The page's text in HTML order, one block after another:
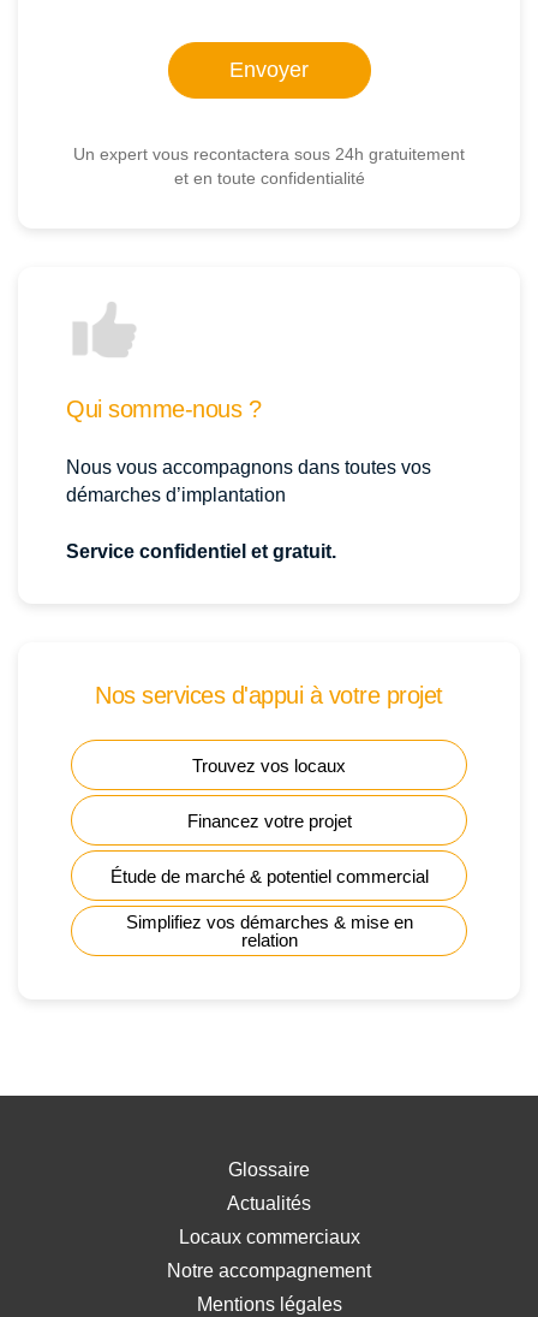
Un expert vous recontactera sous 24h gratuitement
et en toute confidentialité
Qui somme-nous ?
Nous vous accompagnons dans toutes vos
démarches d’implantation
Service confidentiel et gratuit.
Nos services d'appui à votre projet
Trouvez vos locaux
Financez votre projet
Étude de marché & potentiel commercial
Simplifiez vos démarches & mise en
relation
Glossaire
Actualités
Locaux commerciaux
Notre accompagnement
Mentions légales